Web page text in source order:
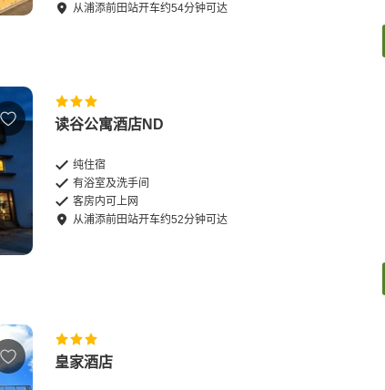
从浦添前田站开车约54分钟可达
读谷公寓酒店ND
纯住宿
有浴室及洗手间
客房内可上网
从浦添前田站开车约52分钟可达
皇家酒店